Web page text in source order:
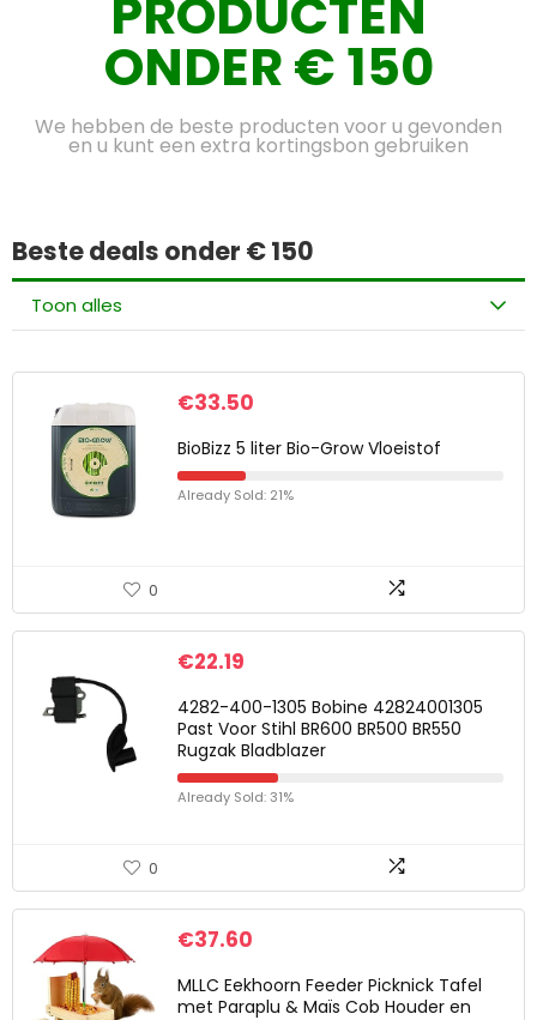
PRODUCTEN
ONDER € 150
We hebben de beste producten voor u gevonden
en u kunt een extra kortingsbon gebruiken
Beste deals onder € 150
Toon alles
€33.50
BioBizz 5 liter Bio-Grow Vloeistof
Already Sold: 21%
0
€22.19
4282-400-1305 Bobine 42824001305
Past Voor Stihl BR600 BR500 BR550
Rugzak Bladblazer
Already Sold: 31%
0
€37.60
MLLC Eekhoorn Feeder Picknick Tafel
met Paraplu & Maïs Cob Houder en